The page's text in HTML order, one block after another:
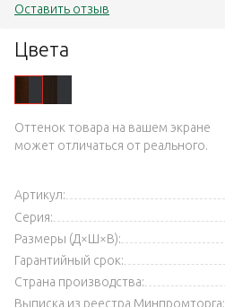
Цвета
Оттенок товара на вашем экране
может отличаться от реального.
Артикул:
Серия:
Размеры (Д×Ш×В):
Гарантийный срок:
Страна производства:
Выписка из реестра Минпромторга:
Оставить отзыв